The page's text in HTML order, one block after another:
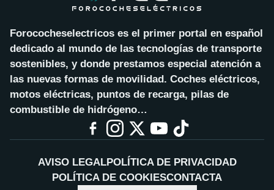
Forococheselectricos es el primer portal en español
dedicado al mundo de las tecnologías de transporte
sostenibles, y donde prestamos especial atención a
las nuevas formas de movilidad. Coches eléctricos,
motos eléctricas, puntos de recarga, pilas de
combustible de hidrógeno…
AVISO LEGALPOLÍTICA DE PRIVACIDAD
POLÍTICA DE COOKIESCONTACTA